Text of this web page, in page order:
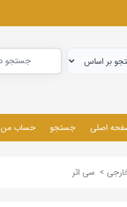
اصلی جستجو حساب من
> سی اثر